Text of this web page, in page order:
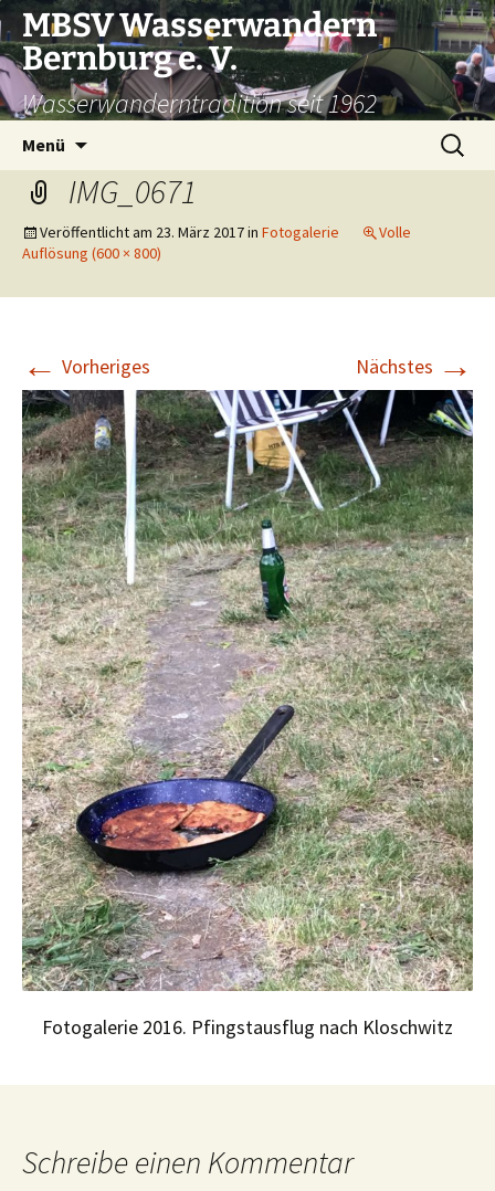
Zum
Inhalt
springen
MBSV Wasserwandern
Bernburg e. V.
Wasserwanderntradition seit 1962
Menü
Suchen
nach:
IMG_0671
Veröffentlicht am 23. März 2017in Fotogalerie
Volle
Auflösung (600 × 800)
← Vorheriges Nächstes →
Fotogalerie 2016. Pfingstausflug nach Kloschwitz
Schreibe einen Kommentar